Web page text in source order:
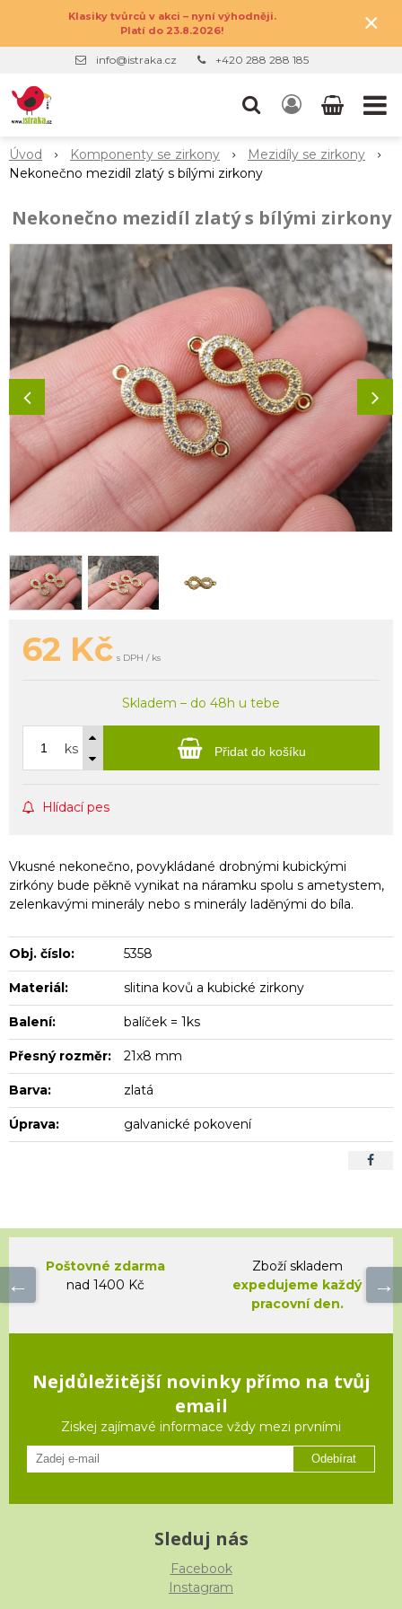
Klasiky tvůrců v akci – nyní výhodněji.
Platí do 23.8.2026!
×
info@istraka.cz +420 288 288 185
Úvod Komponenty se zirkony
Mezidíly se zirkony
Nekonečno mezidíl zlatý s bílými zirkony
Nekonečno mezidíl zlatý s bílými zirkony
62 Kč s DPH / ks
Skladem – do 48h u tebe
ks Přidat do košíku
Hlídací pes
Vkusné nekonečno, povykládané drobnými kubickými
zirkóny bude pěkně vynikat na náramku spolu s ametystem,
zelenkavými minerály nebo s minerály laděnými do bíla.
Obj. číslo: 5358
Materiál: slitina kovů a kubické zirkony
Balení: balíček = 1ks
Přesný rozměr: 21x8 mm
Barva: zlatá
Úprava: galvanické pokovení
Poštovné zdarma
nad 1400 Kč
Zboží skladem
expedujeme každý
pracovní den.
Nejdůležitější novinky přímo na tvůj
email
Ziskej zajímavé informace vždy mezi prvními
Odebírat
Sleduj nás
Facebook
Instagram